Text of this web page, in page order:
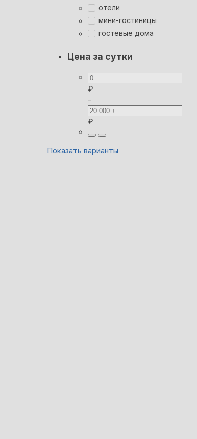
отели
мини-гостиницы
гостевые дома
Цена за сутки
₽
-
₽
Показать варианты